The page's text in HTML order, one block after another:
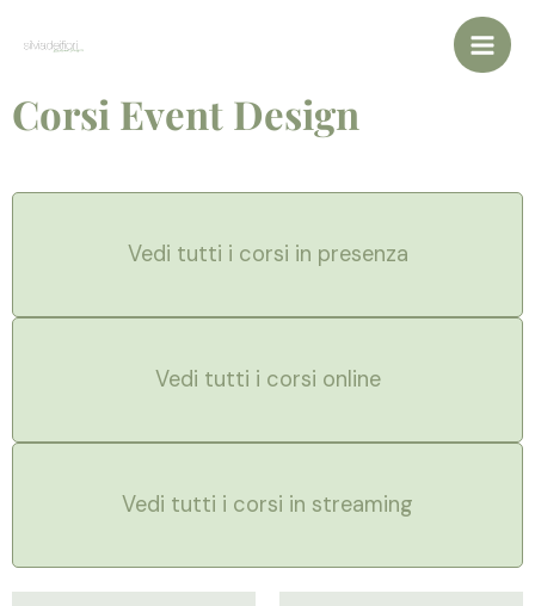
Corsi Event Design
Vedi tutti i corsi in presenza
Vedi tutti i corsi online
Vedi tutti i corsi in streaming